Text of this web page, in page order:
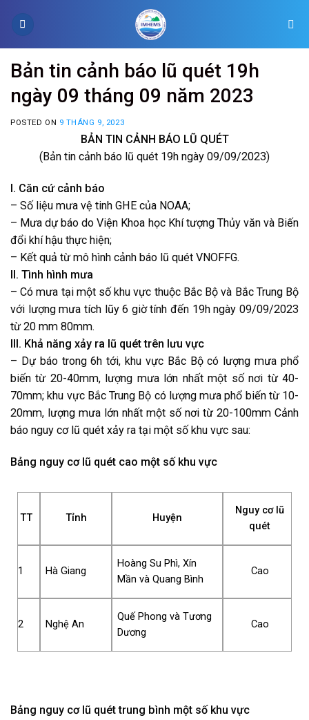
Bản tin cảnh báo lũ quét 19h
ngày 09 tháng 09 năm 2023
POSTED ON 9 THÁNG 9, 2023
BẢN TIN CẢNH BÁO LŨ QUÉT
(Bản tin cảnh báo lũ quét 19h ngày 09/09/2023)
I. Căn cứ cảnh báo
– Số liệu mưa vệ tinh GHE của NOAA;
– Mưa dự báo do Viện Khoa học Khí tượng Thủy văn và Biến
đổi khí hậu thực hiện;
– Kết quả từ mô hình cảnh báo lũ quét VNOFFG.
II. Tình hình mưa
– Có mưa tại một số khu vực thuộc Bắc Bộ và Bắc Trung Bộ
với lượng mưa tích lũy 6 giờ tính đến 19h ngày 09/09/2023
từ 20 mm 80mm.
III. Khả năng xảy ra lũ quét trên lưu vực
– Dự báo trong 6h tới, khu vực Bắc Bộ có lượng mưa phổ
biến từ 20-40mm, lượng mưa lớn nhất một số nơi từ 40-
70mm; khu vực Bắc Trung Bộ có lượng mưa phổ biến từ 10-
20mm, lượng mưa lớn nhất một số nơi từ 20-100mm Cảnh
báo nguy cơ lũ quét xảy ra tại một số khu vực sau:
Bảng nguy cơ lũ quét cao một số khu vực
TT Tỉnh Huyện
Nguy cơ lũ
quét
1 Hà Giang
Hoàng Su Phì, Xín
Mần và Quang Bình
Cao
2 Nghệ An
Quế Phong và Tương
Dương
Cao
Bảng nguy cơ lũ quét trung bình một số khu vực